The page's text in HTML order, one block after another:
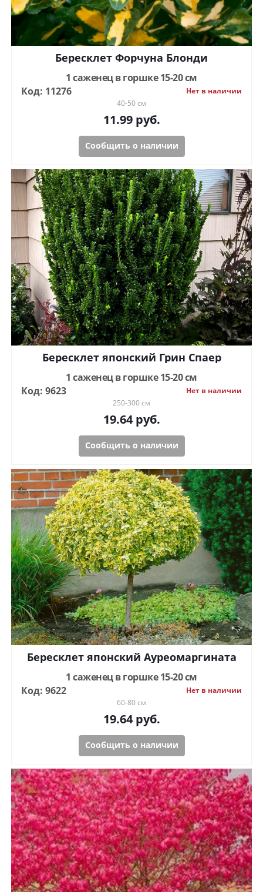
Бересклет Форчуна Блонди
1 саженец в горшке 15-20 см
Код: 11276
Нет в наличии
40-50 см
11.99руб.
Сообщить о наличии
Бересклет японский Грин Спаер
1 саженец в горшке 15-20 см
Код: 9623
Нет в наличии
250-300 см
19.64руб.
Сообщить о наличии
Бересклет японский Ауреомаргината
1 саженец в горшке 15-20 см
Код: 9622
Нет в наличии
60-80 см
19.64руб.
Сообщить о наличии